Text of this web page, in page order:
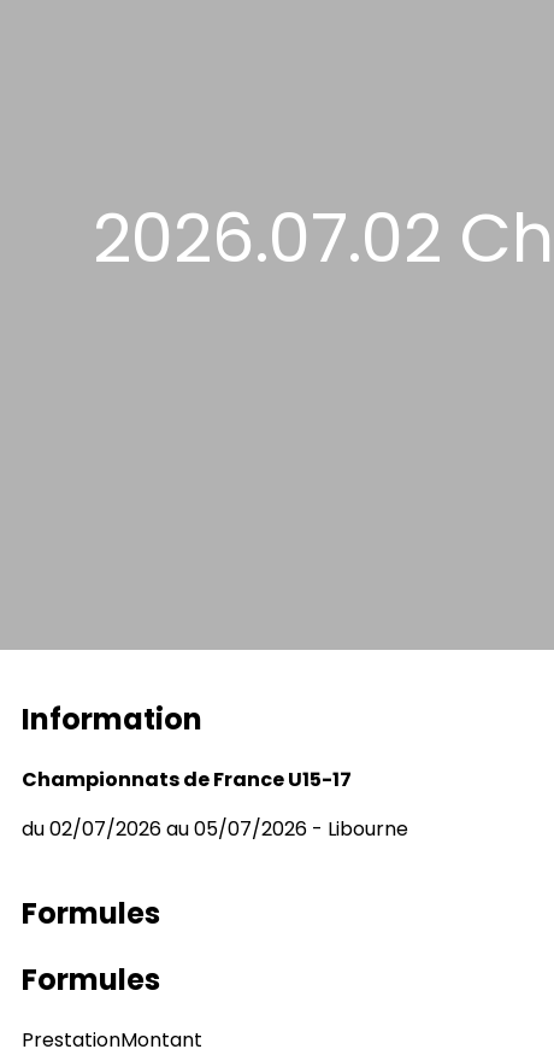
2026.07.02
Information
Championnats de France U15-17
du 02/07/2026 au 05/07/2026 - Libourne
Formules
Formules
PrestationMontant